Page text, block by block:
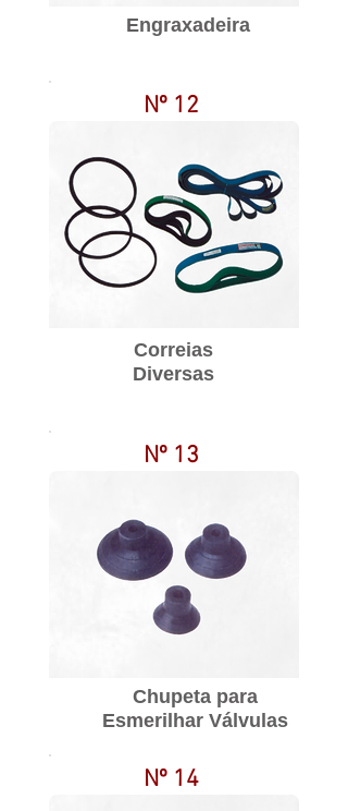
Engraxadeira
Nº 12
Correias
Diversas
Nº 13
Chupeta para
Esmerilhar Válvulas
Nº 14